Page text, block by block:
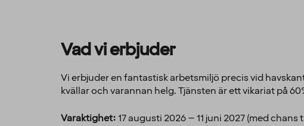
Vad vi erbjuder
Vi erbjuder en fantastisk arbetsmiljö precis vid
kvällar och varannan helg. Tjänsten är ett vikariat på
Varaktighet:17 augusti 2026 – 11 juni 2027 (med